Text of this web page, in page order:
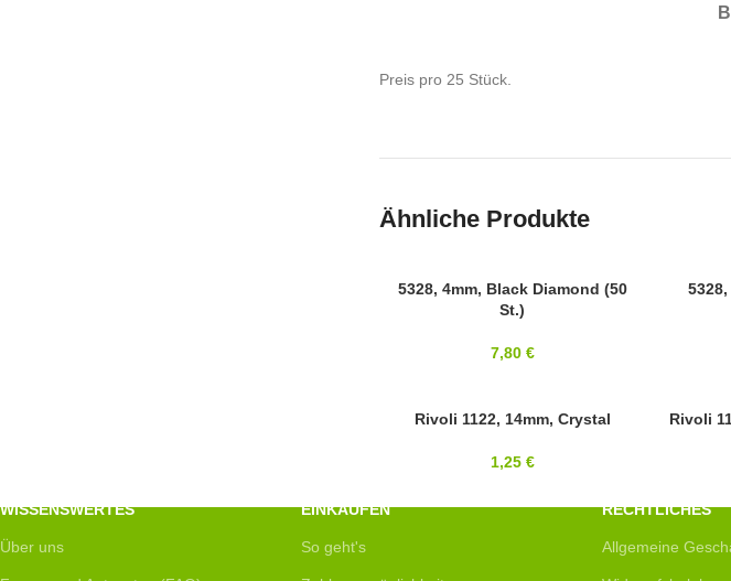
Preis pro 25 Stück.
Ähnliche Produkte
SWAROVSKI
5328, 4mm, Black Diamond (50
St.)
7,80 €
14MMRivoli 1122, 14mm, Crystal
1,25 €
14MM
Rivoli
WISSENSWERTES
Über uns
EINKAUFEN
So geht's
RECHTLICHES
Allgemeine